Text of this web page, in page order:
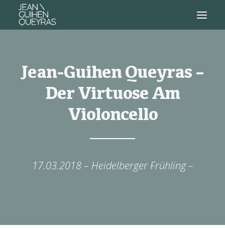
Jean-Guihen Queyras –
Der Virtuose Am
Violoncello
17.03.2018 – Heidelberger Frühling –